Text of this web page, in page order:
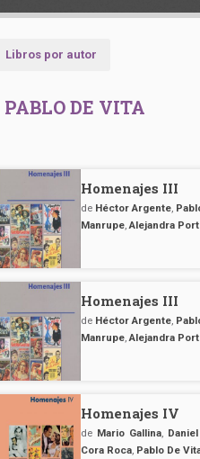
Libros por autor
PABLO DE VITA
Homenajes III
de Héctor Argente,
Manrupe,Alejandra
Homenajes III
de Héctor Argente,
Manrupe,Alejandra
Homenajes IV
de Mario Gallina,
Cora Roca, Pablo De